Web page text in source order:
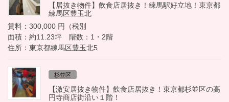
【居抜き物件】飲食店居抜き！練馬駅好立地！東京都
練馬区豊玉北
賃料：300,000 円（税別
面積：約11.23坪 階数：1・2階
住所：東京都練馬区豊玉北5
杉並区
【激安居抜き物件】飲食店居抜き！東京都杉並区の高
円寺商店街沿い１階！